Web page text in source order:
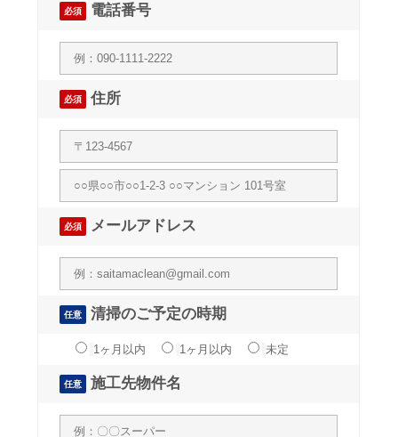
必須 電話番号
必須 住所
必須 メールアドレス
任意 清掃のご予定の時期
1ヶ月以内 1ヶ月以内 未定
任意 施工先物件名